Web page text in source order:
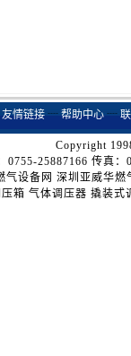
友情链接 ┈ 帮助中心 ┈
Copyright
0755-25887166 传真
气设备网 深圳亚威华
箱 气体调压器 撬装式